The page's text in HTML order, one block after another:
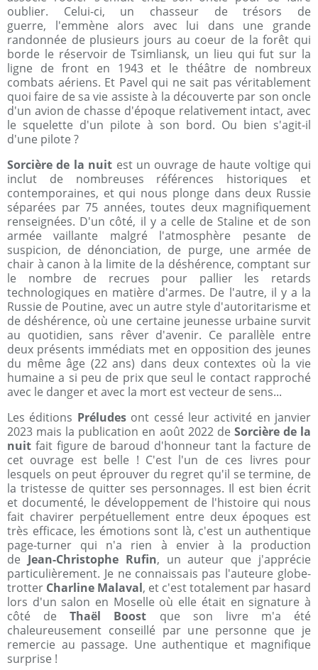
oublier. Celui-ci, un chasseur de trésors de
guerre, l'emmène alors avec lui dans une grande
randonnée de plusieurs jours au coeur de la forêt qui
borde le réservoir de Tsimliansk, un lieu qui fut sur la
ligne de front en 1943 et le théâtre de nombreux
combats aériens. Et Pavel qui ne sait pas véritablement
quoi faire de sa vie assiste à la découverte par son oncle
d'un avion de chasse d'époque relativement intact, avec
le squelette d'un pilote à son bord. Ou bien s'agit-il
d'une pilote ?
Sorcière de la nuit est un ouvrage de haute voltige qui
inclut de nombreuses références historiques et
contemporaines, et qui nous plonge dans deux Russie
séparées par 75 années, toutes deux magnifiquement
renseignées. D'un côté, il y a celle de Staline et de son
armée vaillante malgré l'atmosphère pesante de
suspicion, de dénonciation, de purge, une armée de
chair à canon à la limite de la déshérence, comptant sur
le nombre de recrues pour pallier les retards
technologiques en matière d'armes. De l'autre, il y a la
Russie de Poutine, avec un autre style d'autoritarisme et
de déshérence, où une certaine jeunesse urbaine survit
au quotidien, sans rêver d'avenir. Ce parallèle entre
deux présents immédiats met en opposition des jeunes
du même âge (22 ans) dans deux contextes où la vie
humaine a si peu de prix que seul le contact rapproché
avec le danger et avec la mort est vecteur de sens...
Les éditions Préludesont cessé leur activité en janvier
2023 mais la publication en août 2022 de Sorcière de la
nuit fait figure de baroud d'honneur tant la facture de
cet ouvrage est belle ! C'est l'un de ces livres pour
lesquels on peut éprouver du regret qu'il se termine, de
la tristesse de quitter ses personnages. Il est bien écrit
et documenté, le développement de l'histoire qui nous
fait chavirer perpétuellement entre deux époques est
très efficace, les émotions sont là, c'est un authentique
page-turner qui n'a rien à envier à la production
de Jean-Christophe Rufin, un auteur que j'apprécie
particulièrement. Je ne connaissais pas l'auteure globe-
trotter Charline Malaval, et c'est totalement par hasard
lors d'un salon en Moselle où elle était en signature à
côté deThaël Boost que son livre m'a été
chaleureusement conseillé par une personne que je
remercie au passage. Une authentique et magnifique
surprise !